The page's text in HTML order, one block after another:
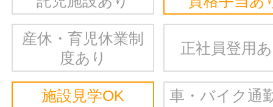
産休・育児休業制
度あり
正社員登用
施設見学OK 車・バイク通